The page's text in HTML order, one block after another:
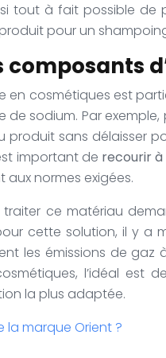
tout à fait possible de
pour un
composants
en cosmétiques est
sodium. Par
sans délaisser
important de recourir
normes exigées.
ce matériau
cette solution, il y a
les émissions de gaz
l’idéal est
la plus adaptée.
la marque Orient ?